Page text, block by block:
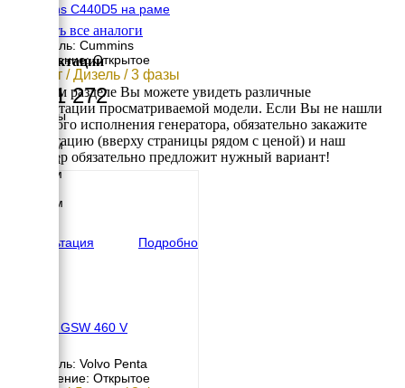
Cummins C440D5 на раме
Двигатель: Cummins
Исполнение: Открытое
320 кВт / Дизель / 3 фазы
5 661 272
Размеры
3550 мм
Ширина
1100 мм
2080 мм
Консультация
Подробно
Pramac GSW 460 V
Двигатель: Volvo Penta
Исполнение: Открытое
Смотреть все аналоги
Комплектации
В данном разделе Вы можете увидеть различные
комплектации просматриваемой модели. Если Вы не нашли
требуемого исполнения генератора, обязательно закажите
консультацию (вверху страницы рядом с ценой) и наш
менеджер обязательно предложит нужный вариант!